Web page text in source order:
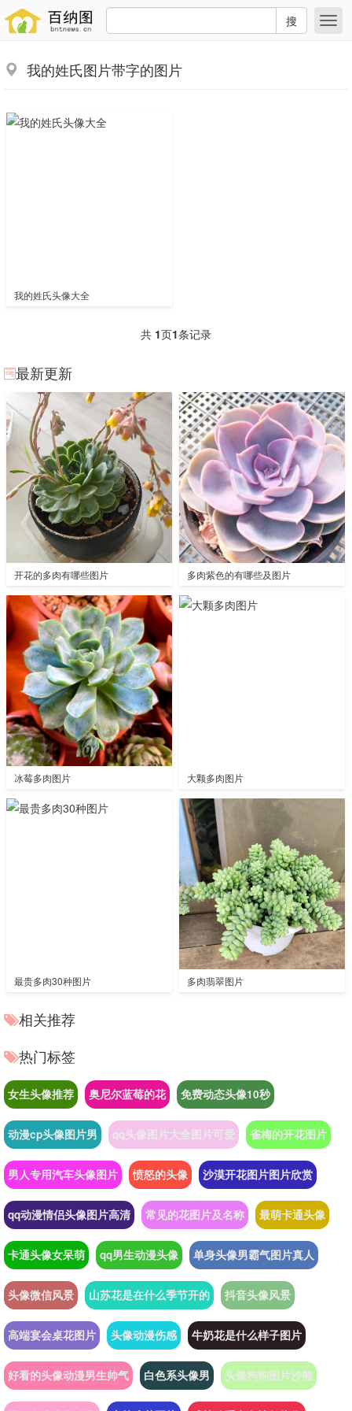
搜
我的姓氏图片带字的图片
我的姓氏头像大全
共 1页1条记录
最新更新
开花的多肉有哪些图片 多肉紫色的有哪些及图片
冰莓多肉图片 大颗多肉图片
最贵多肉30种图片 多肉翡翠图片
相关推荐
热门标签
女生头像推荐 奥尼尔蓝莓的花 免费动态头像10秒
动漫cp头像图片男 qq头像图片大全图片可爱 雀梅的开花图片
男人专用汽车头像图片 愤怒的头像 沙漠开花图片图片欣赏
qq动漫情侣头像图片高清 常见的花图片及名称 最萌卡通头像
卡通头像女呆萌 qq男生动漫头像 单身头像男霸气图片真人
头像微信风景 山苏花是在什么季节开的 抖音头像风景
高端宴会桌花图片 头像动漫伤感 牛奶花是什么样子图片
好看的头像动漫男生帅气 白色系头像男 头像狗狗图片沙雕